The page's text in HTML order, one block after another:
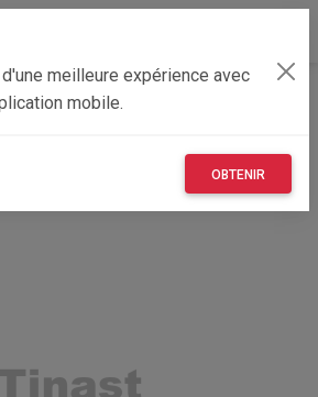
meilleure expérience avec
mobile.
OBTENIR
Provence-Alpes-Côte d'Azur